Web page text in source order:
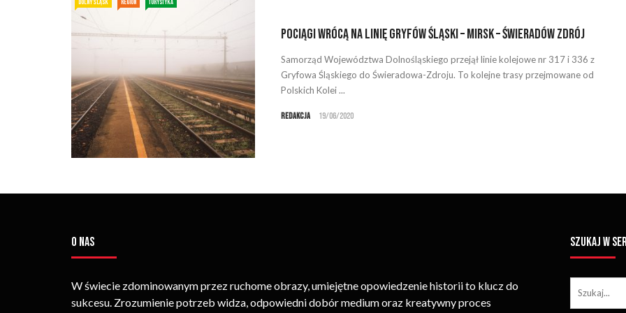
DOLNY ŚLĄSK REGION TURYSTYKA
Pociągi wrócą na linię Gryfów Śląski – Mirsk – Świeradów Zdrój
Samorząd Województwa Dolnośląskiego przejął linie kolejowe nr 317 i 336 z
Gryfowa Śląskiego do Świeradowa-Zdroju. To kolejne trasy przejmowane od
Polskich Kolei ...
Redakcja 19/06/2020
O NAS
W świecie zdominowanym przez ruchome obrazy, umiejętne opowiedzenie historii to klucz do
sukcesu. Zrozumienie potrzeb widza, odpowiedni dobór medium oraz kreatywny proces
SZUKAJ W